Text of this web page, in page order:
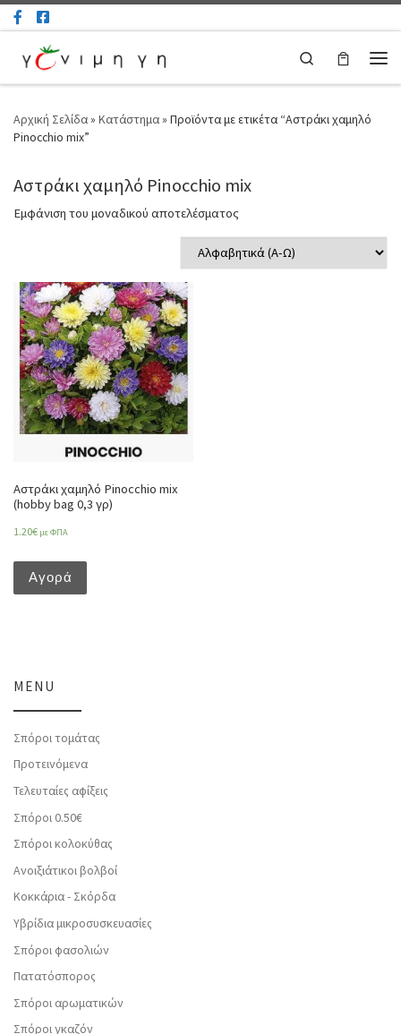
Μετάβαση στο περιεχόμενο
Search
Αρχική Σελίδα» Κατάστημα» Προϊόντα με ετικέτα “Αστράκι χαμηλό
Pinocchio mix”
Αστράκι χαμηλό Pinocchio mix
Εμφάνιση του μοναδικού αποτελέσματος
Αστράκι χαμηλό Pinocchio mix
(hobby bag 0,3 γρ)
1.20€ με ΦΠΑ
Αγορά
MENU
Σπόροι τομάτας
Προτεινόμενα
Τελευταίες αφίξεις
Σπόροι 0.50€
Σπόροι κολοκύθας
Ανοιξιάτικοι βολβοί
Κοκκάρια - Σκόρδα
Υβρίδια μικροσυσκευασίες
Σπόροι φασολιών
Πατατόσπορος
Σπόροι αρωματικών
Σπόροι γκαζόν